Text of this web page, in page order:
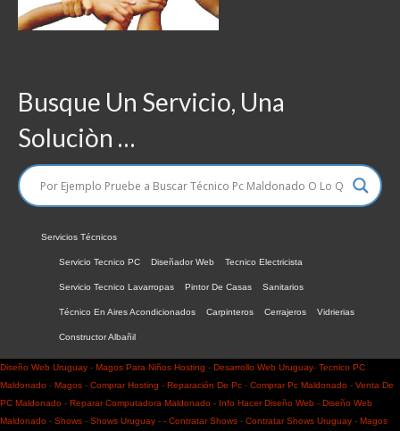
Busque Un Servicio, Una
Soluciòn …
Servicios Técnicos
Servicio Tecnico PC Diseñador Web Tecnico Electricista
Servicio Tecnico Lavarropas Pintor De Casas Sanitarios
Técnico En Aires Acondicionados Carpinteros Cerrajeros Vidrierias
Constructor Albañil
Diseño Web Uruguay - Magos Para Niños Hosting - Desarrollo Web Uruguay- Tecnico PC
Maldonado - Magos - Comprar Hosting - Reparación De Pc - Comprar Pc Maldonado - Venta De
PC Maldonado - Reparar Computadora Maldonado - Info HacerDiseño Web - Diseño Web
Maldonado - Shows - Shows Uruguay - - Contratar Shows - Contratar Shows Uruguay - Magos